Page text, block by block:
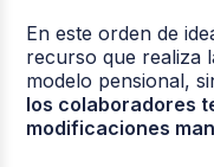
En este orden de
recurso que realiza
modelo pensional,
los colaboradores
modificaciones